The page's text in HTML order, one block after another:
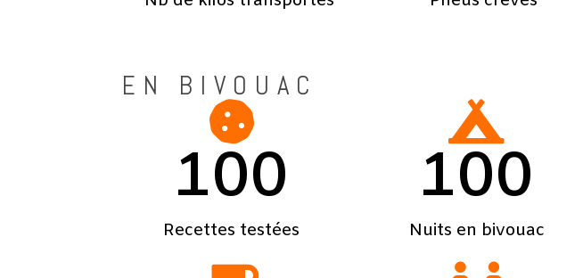
EN BIVOUAC
Recettes testées
100
Nuits en bivouac
100